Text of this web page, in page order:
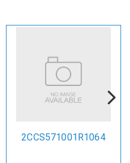
2CCS571001R1064